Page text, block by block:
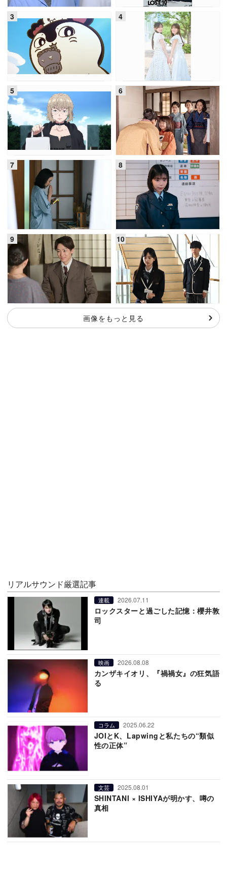
画像をもっと見る
リアルサウンド厳選記事
連載 2026.07.11
ロックスターと過ごした記憶：櫻井敦
司
映画 2026.08.08
カンザキイオリ、『禍禍女』の狂気語
る
コラム 2025.06.22
JOIとK、Lapwingと私たちの“類似
性の正体”
文芸 2025.08.01
SHINTANI × ISHIYAが明かす、噂の
真相